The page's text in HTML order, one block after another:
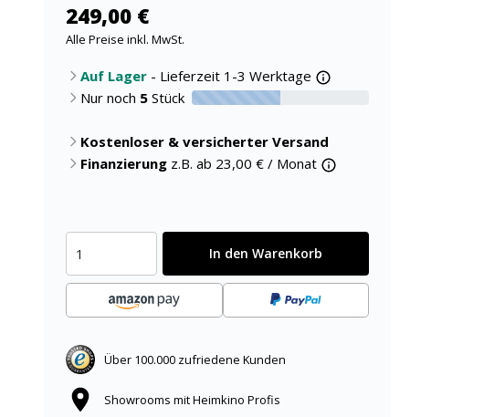
249,00 €
Alle Preise inkl. MwSt.
Auf Lager - Lieferzeit 1-3 Werktage
Nur noch 5 Stück 50% verfügbar
Kostenloser & versicherter Versand
Finanzierung z.B. ab 23,00 € / Monat
In den Warenkorb
Über 100.000 zufriedene Kunden
Showrooms mit Heimkino Profis